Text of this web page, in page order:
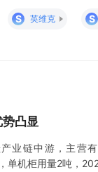
数据中
S 英维克 S
凸显
业链中游，主营
机柜用量2吨，